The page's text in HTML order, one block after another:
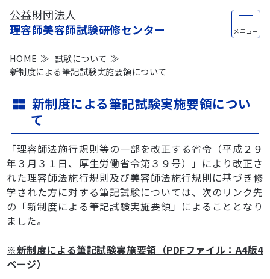
公益財団法人
理容師美容師試験研修センター
HOME
試験について
新制度による筆記試験実施要領について
新制度による筆記試験実施要領につい
て
「理容師法施行規則等の一部を改正する省令（平成２９
年３月３１日、厚生労働省令第３９号）」により改正さ
れた理容師法施行規則及び美容師法施行規則に基づき修
学された方に対する筆記試験については、次のリンク先
の「新制度による筆記試験実施要領」によることとなり
ました。
※新制度による筆記試験実施要領（PDFファイル：A4版4
ページ）